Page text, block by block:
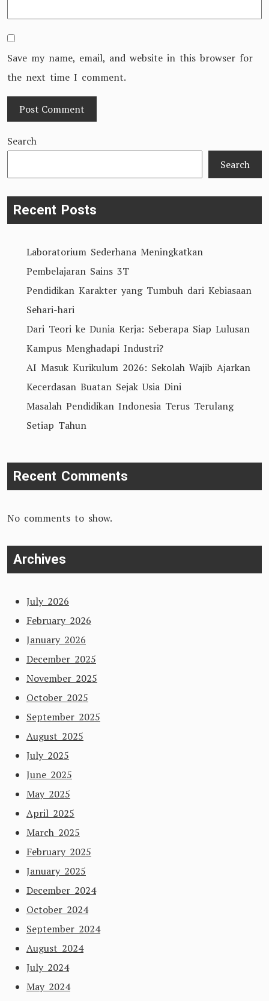
Save my name, email, and website in this browser for
the next time I comment.
Search
Search
Recent Posts
Laboratorium Sederhana Meningkatkan
Pembelajaran Sains 3T
Pendidikan Karakter yang Tumbuh dari Kebiasaan
Sehari-hari
Dari Teori ke Dunia Kerja: Seberapa Siap Lulusan
Kampus Menghadapi Industri?
AI Masuk Kurikulum 2026: Sekolah Wajib Ajarkan
Kecerdasan Buatan Sejak Usia Dini
Masalah Pendidikan Indonesia Terus Terulang
Setiap Tahun
Recent Comments
No comments to show.
Archives
July 2026
February 2026
January 2026
December 2025
November 2025
October 2025
September 2025
August 2025
July 2025
June 2025
May 2025
April 2025
March 2025
February 2025
January 2025
December 2024
October 2024
September 2024
August 2024
July 2024
May 2024